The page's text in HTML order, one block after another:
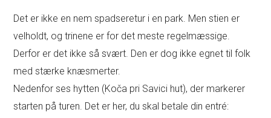
Det er ikke en nem spadseretur i en park. Men stien er
velholdt, og trinene er for det meste regelmæssige.
Derfor er det ikke så svært. Den er dog ikke egnet til folk
med stærke knæsmerter.
Nedenfor ses hytten (Koča pri Savici hut), der markerer
starten på turen. Det er her, du skal betale din entré: